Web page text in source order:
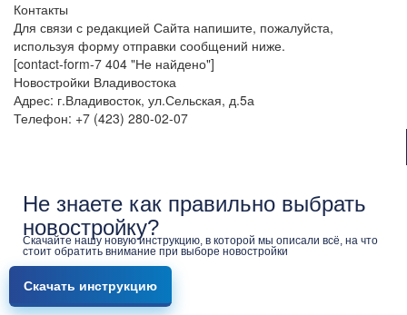
Контакты
Для связи с редакцией Сайта напишите, пожалуйста,
используя форму отправки сообщений ниже.
[contact-form-7 404 "Не найдено"]
Новостройки Владивостока
Адрес: г.Владивосток, ул.Сельская, д.5а
Телефон: +7 (423) 280-02-07
Не знаете как правильно выбрать
новостройку?
Скачайте нашу новую инструкцию, в которой мы описали всё, на что
стоит обратить внимание при выборе новостройки
Скачать инструкцию